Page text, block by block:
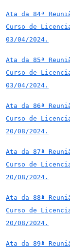
Ata da 84ª
Curso de
03/04/2024.
Ata da 85ª
Curso de
03/04/2024.
Ata da 86ª
Curso de
20/08/2024.
Ata da 87ª
Curso de
20/08/2024.
Ata da 88ª
Curso de
20/08/2024.
Ata da 89ª